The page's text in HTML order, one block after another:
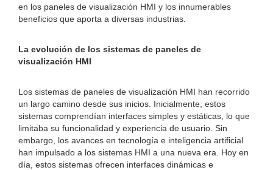
en los paneles de visualización HMI y los innumerables
beneficios que aporta a diversas industrias.
La evolución de los sistemas de paneles de
visualización HMI
Los sistemas de paneles de visualización HMI han recorrido
un largo camino desde sus inicios. Inicialmente, estos
sistemas comprendían interfaces simples y estáticas, lo que
limitaba su funcionalidad y experiencia de usuario. Sin
embargo, los avances en tecnología e inteligencia artificial
han impulsado a los sistemas HMI a una nueva era. Hoy en
día, estos sistemas ofrecen interfaces dinámicas e